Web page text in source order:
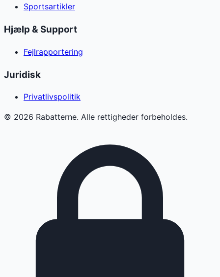
Sportsartikler
Hjælp & Support
Fejlrapportering
Juridisk
Privatlivspolitik
© 2026 Rabatterne. Alle rettigheder forbeholdes.